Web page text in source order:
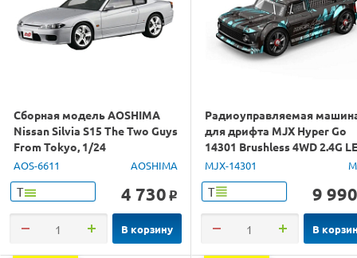
Сборная модель AOSHIMA
Nissan Silvia S15 The Two Guys
From Tokyo, 1/24
AOS-6611 AOSHIMA
Т 4 730 o
В корзину
Радиоуправляемая
для дрифта MJX Hyper Go
14301 Brushless 4WD 2.4G
1/14 RTR
MJX-14301
Т 9 990
В